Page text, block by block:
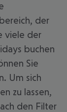
der
viele der
buchen
Sie
Um sich
zu lassen,
den Filter